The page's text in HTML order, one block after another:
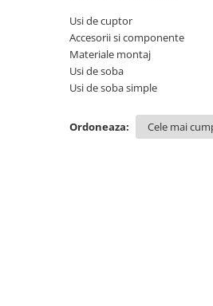
Aprindere si intretinere
Componente sobe
Usi de cuptor
Accesorii si componente
Materiale montaj
Usi de soba
Usi de soba simple
Ordoneaza: